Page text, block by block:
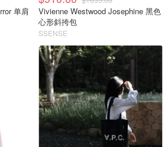
Vivienne Westwood Josephine 黑色
心形斜挎包
SSENSE